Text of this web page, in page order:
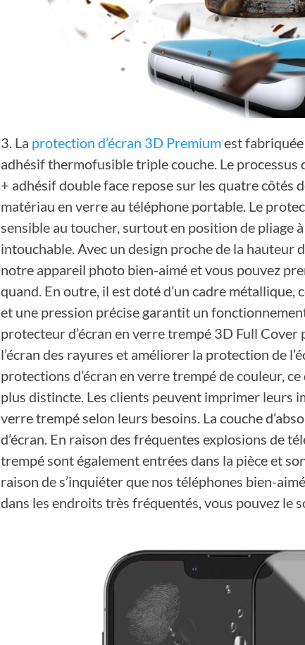
3. La protection d’écran 3D Premiumest
adhésif thermofusible triple couche. Le
+ adhésif double face repose sur les quatre côtés
matériau en verre au téléphone portable. Le
sensible au toucher, surtout en position de pliage
intouchable. Avec un design proche de la hauteur
notre appareil photo bien-aimé et vous pouvez
quand. En outre, il est doté d’un cadre
et une pression précise garantit un
protecteur d’écran en verre trempé 3D Full
l’écran des rayures et améliorer la protection de
protections d’écran en verre trempé de couleur,
plus distincte. Les clients peuvent imprimer leurs
verre trempé selon leurs besoins. La couche
d’écran. En raison des fréquentes explosions de
trempé sont également entrées dans la pièce et
raison de s’inquiéter que nos téléphones bien-
dans les endroits très fréquentés, vous pouvez le